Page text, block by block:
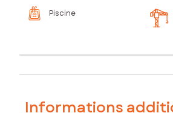
Piscine
Informations